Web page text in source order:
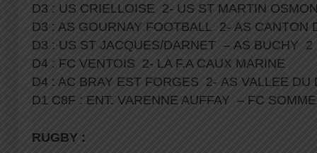
D3 : US CRIELLOISE 2- US ST MARTIN
D3 : AS GOURNAY FOOTBALL 2- AS CANTON
D3 : US ST JACQUES/DARNET – AS BUCHY 2
D4 : FC VENTOIS 2- LA F.A CAUX MARINE
D4 : AC BRAY EST FORGES 2- AS VALLEE
D1 C8F : ENT. VARENNE AUFFAY – FC
RUGBY :